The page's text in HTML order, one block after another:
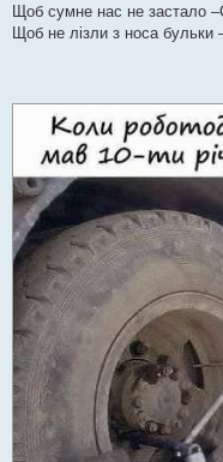
Щоб сумне нас не застало
Щоб не лізли з носа